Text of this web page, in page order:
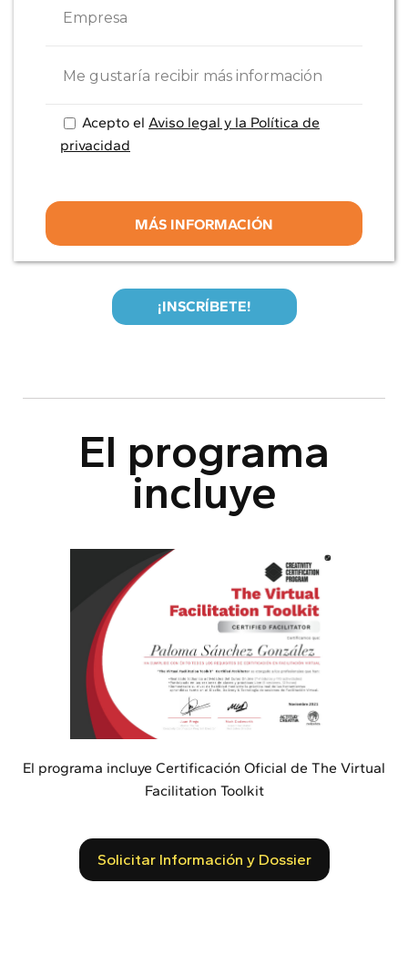
Acepto el Aviso legal y la Política de
privacidad
¡INSCRÍBETE!
El programa
incluye
El programa incluye Certificación Oficial de The Virtual
Facilitation Toolkit
Solicitar Información y Dossier